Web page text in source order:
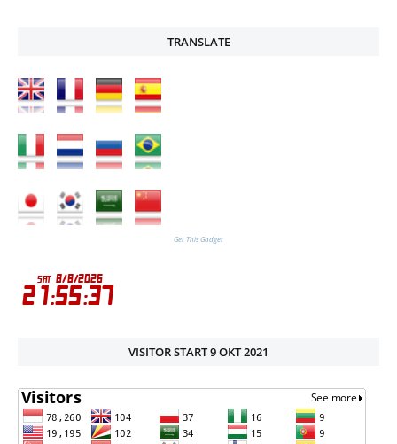
TRANSLATE
Get This Gadget
VISITOR START 9 OKT 2021